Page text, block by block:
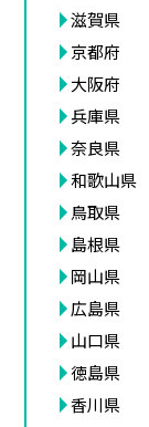
滋賀県
京都府
大阪府
兵庫県
奈良県
和歌山県
鳥取県
島根県
岡山県
広島県
山口県
徳島県
香川県